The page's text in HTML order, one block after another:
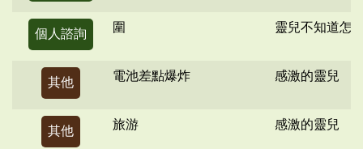
個人諮詢 圍 靈兒不知道怎
其他 電池差點爆炸 感激的靈兒
其他 旅游 感激的靈兒